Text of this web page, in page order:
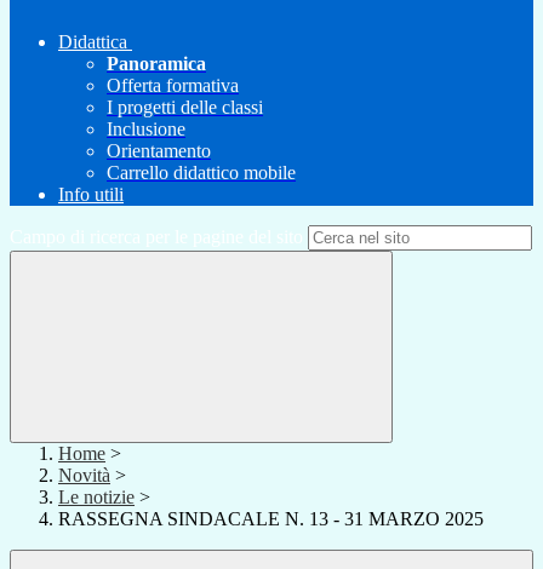
Didattica
Panoramica
Offerta formativa
I progetti delle classi
Inclusione
Orientamento
Carrello didattico mobile
Info utili
Campo di ricerca per le pagine del sito
Home >
Novità >
Le notizie >
RASSEGNA SINDACALE N. 13 - 31 MARZO 2025